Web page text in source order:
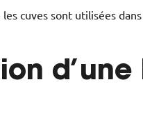
cuves sont utilisées
d’une